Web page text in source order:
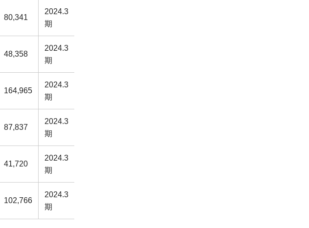
80,341
2024.3
期
48,358
2024.3
期
164,965
2024.3
期
87,837
2024.3
期
41,720
2024.3
期
102,766
2024.3
期